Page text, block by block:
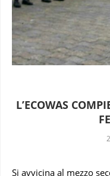
L’ECOWAS
Si avvicina al mezzo